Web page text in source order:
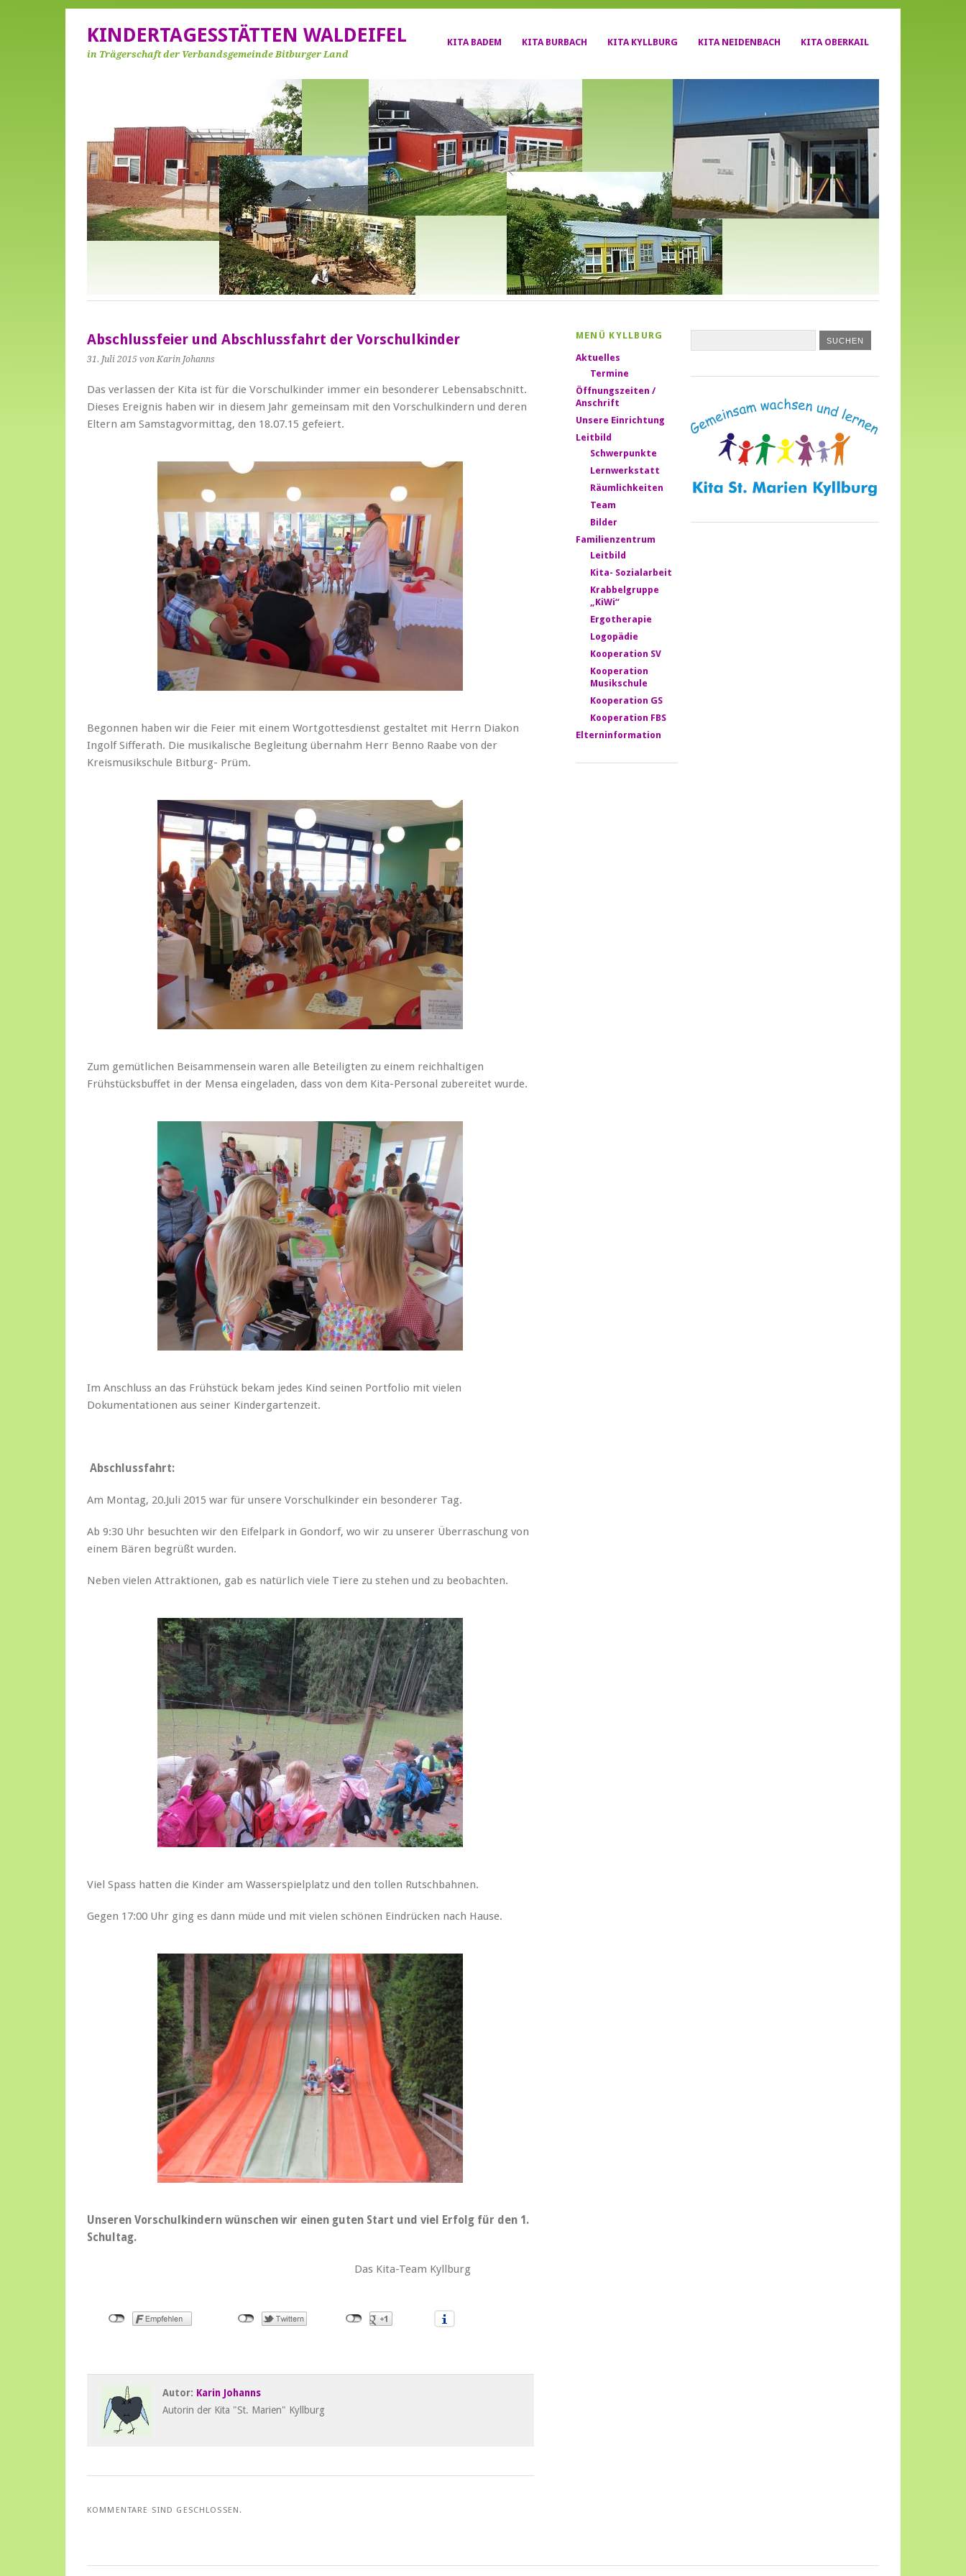
KITA BADEM KITA BURBACH KITA KYLLBURG KITA NEIDENBACH KITA OBERKAIL
KINDERTAGESSTÄTTEN WALDEIFEL
in Trägerschaft der Verbandsgemeinde Bitburger Land
Abschlussfeier und Abschlussfahrt der Vorschulkinder
31. Juli 2015 von Karin Johanns
Das verlassen der Kita ist für die Vorschulkinder immer ein besonderer Lebensabschnitt.
Dieses Ereignis haben wir in diesem Jahr gemeinsam mit den Vorschulkindern und deren
Eltern am Samstagvormittag, den 18.07.15 gefeiert.
Begonnen haben wir die Feier mit einem Wortgottesdienst gestaltet mit Herrn Diakon
Ingolf Sifferath. Die musikalische Begleitung übernahm Herr Benno Raabe von der
Kreismusikschule Bitburg- Prüm.
Zum gemütlichen Beisammensein waren alle Beteiligten zu einem reichhaltigen
Frühstücksbuffet in der Mensa eingeladen, dass von dem Kita-Personal zubereitet wurde.
Im Anschluss an das Frühstück bekam jedes Kind seinen Portfolio mit vielen
Dokumentationen aus seiner Kindergartenzeit.
Abschlussfahrt:
Am Montag, 20.Juli 2015 war für unsere Vorschulkinder ein besonderer Tag.
Ab 9:30 Uhr besuchten wir den Eifelpark in Gondorf, wo wir zu unserer Überraschung von
einem Bären begrüßt wurden.
Neben vielen Attraktionen, gab es natürlich viele Tiere zu stehen und zu beobachten.
Viel Spass hatten die Kinder am Wasserspielplatz und den tollen Rutschbahnen.
Gegen 17:00 Uhr ging es dann müde und mit vielen schönen Eindrücken nach Hause.
Unseren Vorschulkindern wünschen wir einen guten Start und viel Erfolg für den 1.
Schultag.
Das Kita-Team Kyllburg
Autor: Karin Johanns
Autorin der Kita "St. Marien" Kyllburg
KOMMENTARE SIND GESCHLOSSEN.
MENÜ KYLLBURG
Aktuelles
Termine
Öffnungszeiten /
Anschrift
Unsere Einrichtung
Leitbild
Schwerpunkte
Lernwerkstatt
Räumlichkeiten
Team
Bilder
Familienzentrum
Leitbild
Kita- Sozialarbeit
Krabbelgruppe
„KiWi“
Ergotherapie
Logopädie
Kooperation SV
Kooperation
Musikschule
Kooperation GS
Kooperation FBS
Elterninformation